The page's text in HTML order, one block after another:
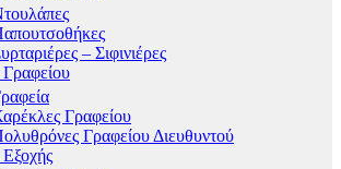
– Σιφινιέρες
Γραφείου
Γραφείου Διευθυντού